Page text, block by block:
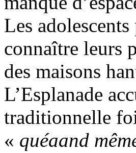
Les
connaître leurs
des maisons
L’Esplanade
traditionnelle
« quéaand